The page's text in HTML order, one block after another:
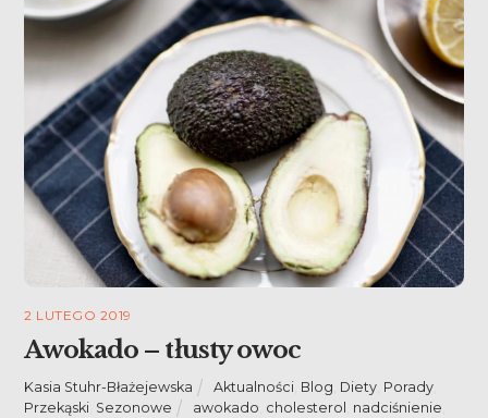
2 LUTEGO 2019
Awokado – tłusty owoc
Kasia Stuhr-Błażejewska Aktualności Blog Diety Porady
Przekąski Sezonowe awokado cholesterol nadciśnienie